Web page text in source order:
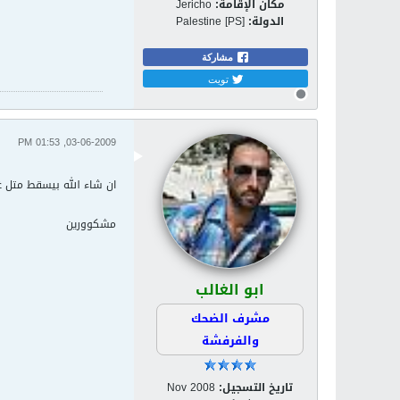
مكان الإقامة: Jericho
الدولة: Palestine [PS]
مشاركة
تويت
ابو الغالب
مشرف الضحك
والفرفشة
تاريخ التسجيل: Nov 2008
03-06-2009, 01:53 PM
ان شاء الله بيسقط متل
مشكوورين